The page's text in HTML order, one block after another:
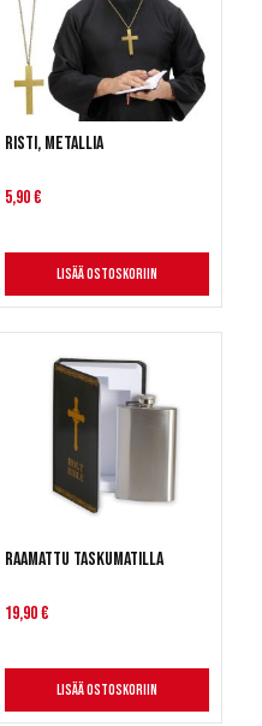
Risti, metallia
5,90 €
Lisää ostoskoriin
Raamattu taskumatilla
19,90 €
Lisää ostoskoriin